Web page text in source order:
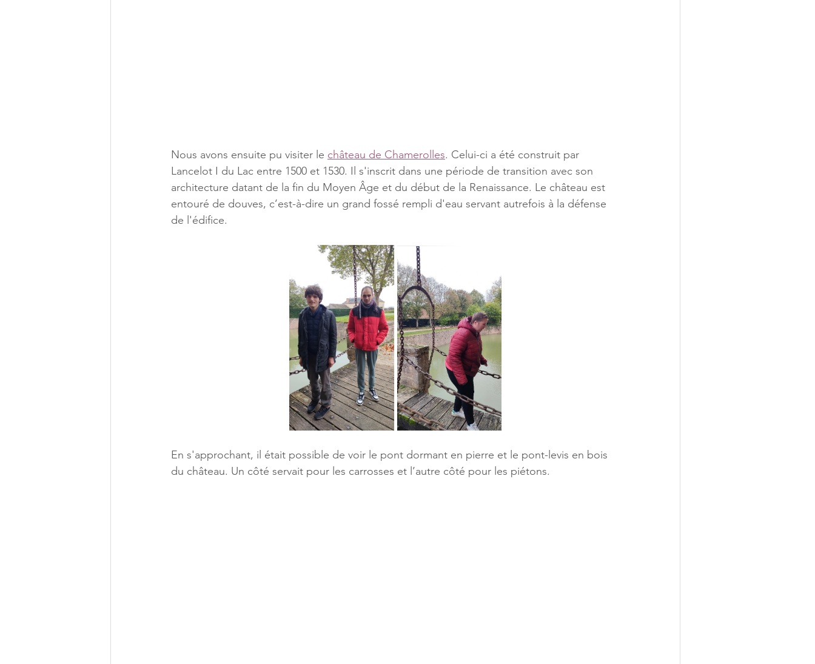
Nous avons ensuite pu visiter le château de Chamerolles. Celui-ci a été construit par
Lancelot I du Lac entre 1500 et 1530. Il s'inscrit dans une période de transition avec son
architecture datant de la fin du Moyen Âge et du début de la Renaissance. Le château est
entouré de douves, c’est-à-dire un grand fossé rempli d'eau servant autrefois à la défense
de l'édifice.
En s'approchant, il était possible de voir le pont dormant en pierre et le pont-levis en bois
du château. Un côté servait pour les carrosses et l’autre côté pour les piétons.